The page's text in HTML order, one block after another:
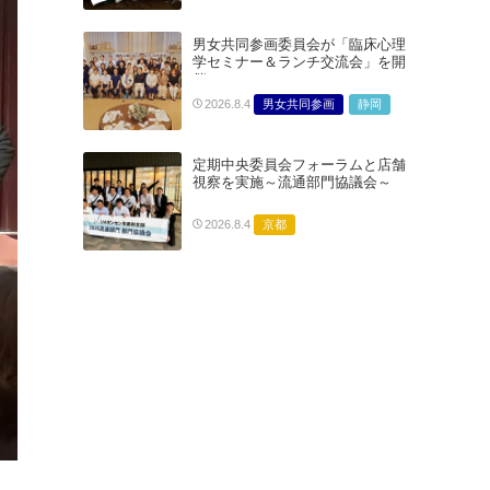
男女共同参画委員会が「臨床心理
学セミナー＆ランチ交流会」を開
催
2026.8.4 男女共同参画 静岡
定期中央委員会フォーラムと店舗
視察を実施～流通部門協議会～
2026.8.4 京都